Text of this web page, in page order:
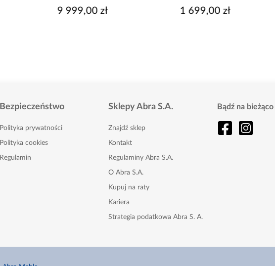
9 999,00 zł 1 699,00 zł
Bezpieczeństwo
Polityka prywatności
Polityka cookies
Regulamin
Sklepy Abra S.A.
Znajdź sklep
Kontakt
Regulaminy Abra S.A.
O Abra S.A.
Kupuj na raty
Kariera
Strategia podatkowa Abra S. A.
Nasze gazetki
Bądź na bieżąco